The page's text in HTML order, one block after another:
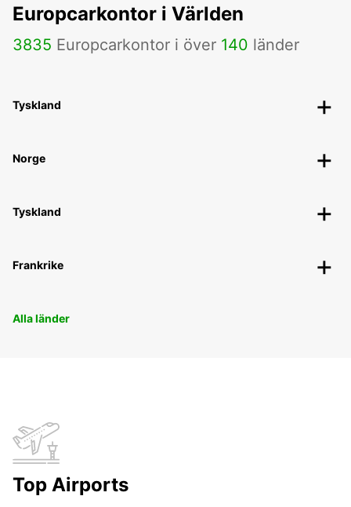
Europcarkontor i Världen
3835 Europcarkontor i över 140 länder
Tyskland
Norge
Tyskland
Frankrike
Alla länder
Top Airports